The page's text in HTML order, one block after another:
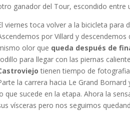
ganador del Tour, escondido entre
viernes toca volver a la bicicleta para
por Villard y
olor que queda después de
para llegar con las piernas
tienen tiempo de
la carrera hacia Le Grand
que sucede en la etapa. Ahora la
vísceras pero nos seguimos